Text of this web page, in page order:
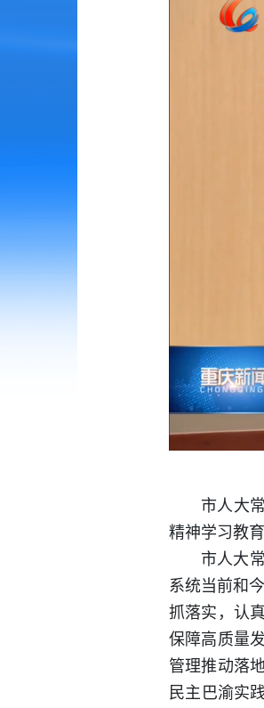
市人大
精神学习教
市人大
系统当前和
抓落实，认
保障高质量
管理推动落
民主巴渝实